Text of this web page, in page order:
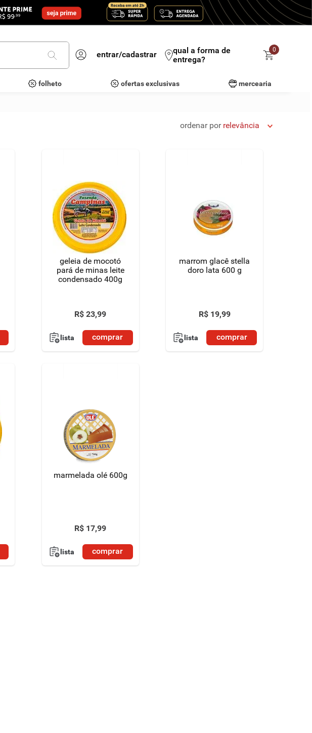
entrar/cadastrar
qual a forma de
entrega?
0
folheto ofertas exclusivas mercearia
ordenar por relevância
geleia de mocotó
pará de minas leite
condensado 400g
R$ 23,99
lista comprar
marrom glacê stella
doro lata 600 g
R$ 19,99
lista comprar
marmelada olé 600g
R$ 17,99
lista comprar